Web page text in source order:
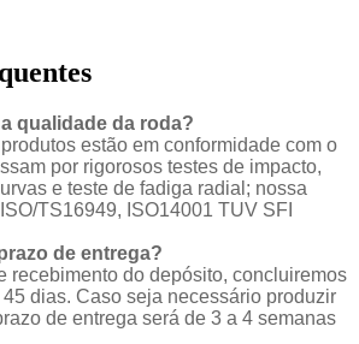
qualidade da roda?
estão em conformidade com o
por rigorosos testes de impacto,
e teste de fadiga radial; nossa
TS16949, ISO14001 TUV SFI
de entrega?
recebimento do depósito, concluiremos
dias. Caso seja necessário produzir
de entrega será de 3 a 4 semanas